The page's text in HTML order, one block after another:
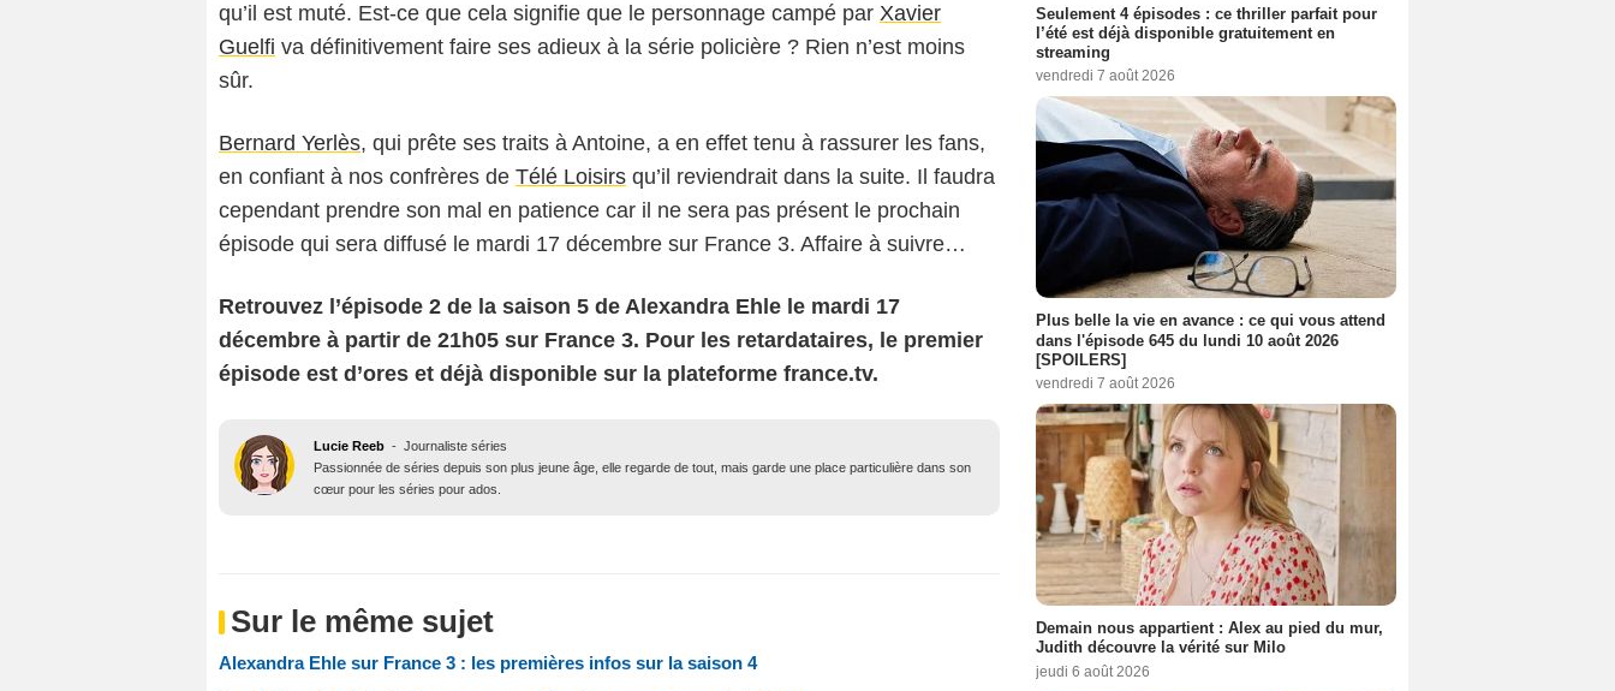
qu’il est muté. Est-ce que cela signifie que le personnage campé par Xavier
Guelfi va définitivement faire ses adieux à la série policière ? Rien n’est moins
sûr.
Bernard Yerlès, qui prête ses traits à Antoine, a en effet tenu à rassurer les fans,
en confiant à nos confrères de Télé Loisirs qu’il reviendrait dans la suite. Il faudra
cependant prendre son mal en patience car il ne sera pas présent le prochain
épisode qui sera diffusé le mardi 17 décembre sur France 3. Affaire à suivre…
Retrouvez l’épisode 2 de la saison 5 de Alexandra Ehle le mardi 17
décembre à partir de 21h05 sur France 3. Pour les retardataires, le premier
épisode est d’ores et déjà disponible sur la plateforme france.tv.
Lucie Reeb - Journaliste séries
Passionnée de séries depuis son plus jeune âge, elle regarde de tout, mais garde une place particulière dans son
cœur pour les séries pour ados.
Sur le même sujet
Alexandra Ehle sur France 3 : les premières infos sur la saison 4
Seulement 4 épisodes : ce thriller parfait pour
l’été est déjà disponible gratuitement en
streaming
vendredi 7 août 2026
Plus belle la vie en avance : ce qui vous attend
dans l'épisode 645 du lundi 10 août 2026
[SPOILERS]
vendredi 7 août 2026
Demain nous appartient : Alex au pied du mur,
Judith découvre la vérité sur Milo
jeudi 6 août 2026